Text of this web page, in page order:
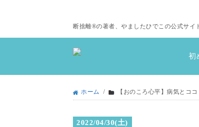
断捨離®の著者、やましたひでこの公式サイ
初
ホーム / 【おのころ心平】病気とココ
2022/04/30(土)